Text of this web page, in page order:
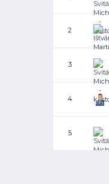
2
3
4
5